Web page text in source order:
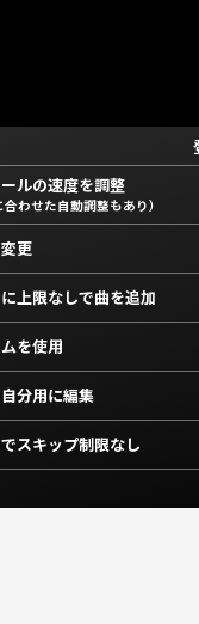
ルの速度を調整
合わせた自動調整もあり）
更
上限なしで曲を追加
を使用
分用に編集
スキップ制限なし